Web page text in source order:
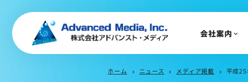
会社案内
企業理念
会社案内
ホーム chevron_right ニュース chevron_right メディア掲載 chevron_right 平成25